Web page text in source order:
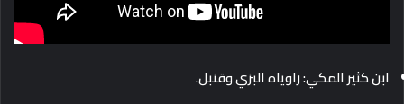
ابن كثير المكي: راوياه البزي وقنبل.